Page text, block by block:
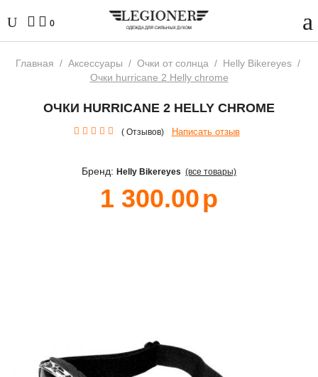
0
Главная / Аксессуары / Очки от солнца / Helly Bikereyes /
Очки hurricane 2 Helly chrome
ОЧКИ HURRICANE 2 HELLY CHROME
( Отзывов) Написать отзыв
Бренд: Helly Bikereyes (все товары)
1 300.00р